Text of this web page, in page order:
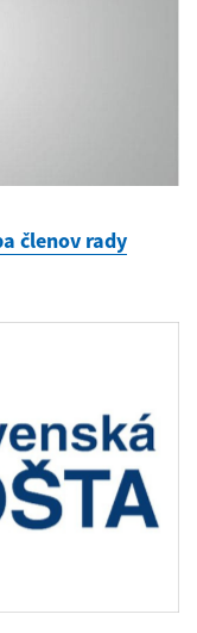
členov rady